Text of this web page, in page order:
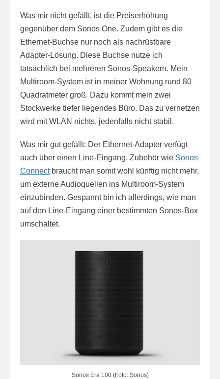
Was mir nicht gefällt, ist die Preiserhöhung
gegenüber dem Sonos One. Zudem gibt es die
Ethernet-Buchse nur noch als nachrüstbare
Adapter-Lösung. Diese Buchse nutze ich
tatsächlich bei mehreren Sonos-Speakern. Mein
Multiroom-System ist in meiner Wohnung rund 80
Quadratmeter groß. Dazu kommt mein zwei
Stockwerke tiefer liegendes Büro. Das zu vernetzen
wird mit WLAN nichts, jedenfalls nicht stabil.
Was mir gut gefällt: Der Ethernet-Adapter verfügt
auch über einen Line-Eingang. Zubehör wie Sonos
Connectbraucht man somit wohl künftig nicht mehr,
um externe Audioquellen ins Multiroom-System
einzubinden. Gespannt bin ich allerdings, wie man
auf den Line-Eingang einer bestimmten Sonos-Box
umschaltet.
Sonos Era 100 (Foto: Sonos)